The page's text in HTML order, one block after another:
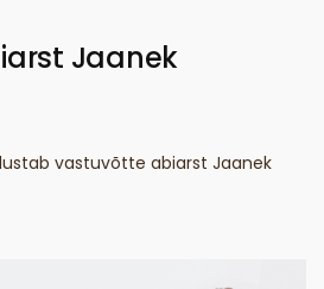
Jaanek
vastuvõtte abiarst Jaanek